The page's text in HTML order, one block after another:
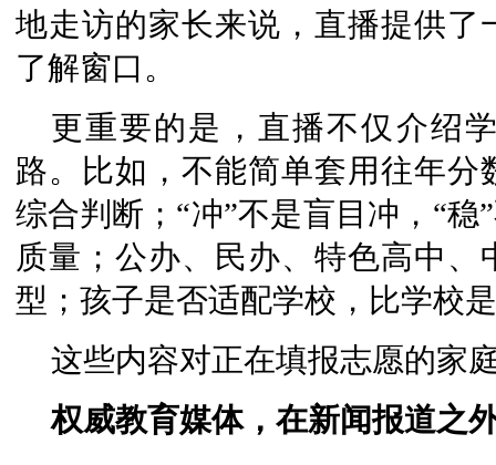
地走访的家长来说，直播提供
了解窗口。
更重要的是，直播不仅介绍
路。比如，不能简单套用往年
综合判断；“冲”不是盲目冲，“
质量；公办、民办、特色高中
型；孩子是否适配学校，比学校
这些内容对正在填报志愿的家
权威教育媒体，在新闻报道之